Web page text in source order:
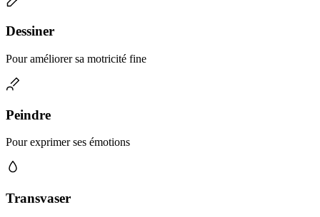
Dessiner
Pour améliorer sa motricité fine
Peindre
Pour exprimer ses émotions
Transvaser